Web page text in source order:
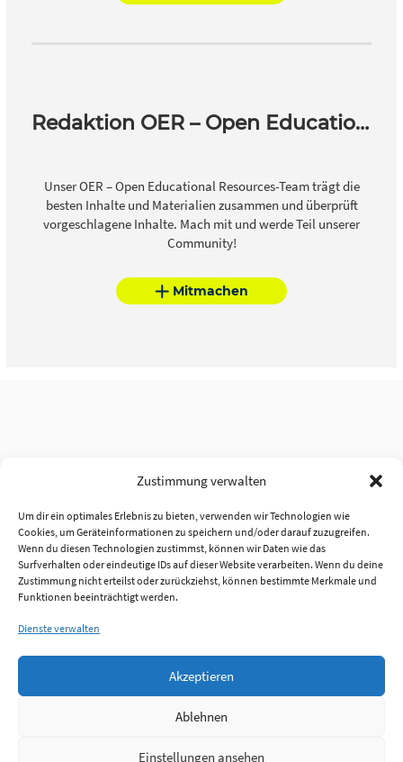
Zustimmung verwalten
Um dir ein optimales Erlebnis zu bieten, verwenden wir Technologien wie
Cookies, um Geräteinformationen zu speichern und/oder darauf zuzugreifen.
Wenn du diesen Technologien zustimmst, können wir Daten wie das
Surfverhalten oder eindeutige IDs auf dieser Website verarbeiten. Wenn du deine
Zustimmung nicht erteilst oder zurückziehst, können bestimmte Merkmale und
Funktionen beeinträchtigt werden.
Dienste verwalten
Akzeptieren
Ablehnen
Einstellungen ansehen
Redaktion OER – Open Educational Resources
Unser OER – Open Educational Resources-Team trägt die
besten Inhalte und Materialien zusammen und überprüft
vorgeschlagene Inhalte. Mach mit und werde Teil unserer
Community!
Mitmachen
Anmelden